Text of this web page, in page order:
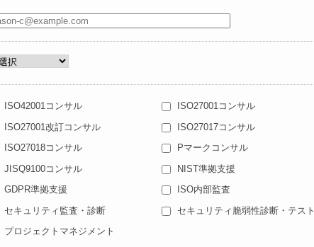
ISO42001コンサル
ISO27001コンサル
ISO27001改訂コンサル
ISO27017コンサル
ISO27018コンサル
Pマークコンサル
JISQ9100コンサル
NIST準拠支援
GDPR準拠支援
ISO内部監査
セキュリティ監査・診断
セキュリティ脆弱性診断・テスト
プロジェクトマネジメント